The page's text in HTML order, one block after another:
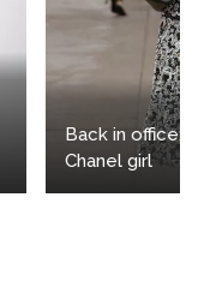
Back in office:
Chanel girl